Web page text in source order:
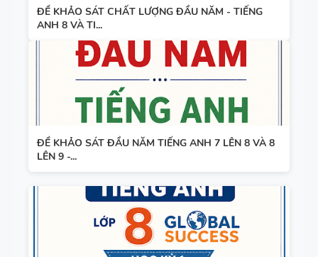
- PDF AI
TIẾNG ANH
3
ĐỀ KHẢO SÁT CHẤT LƯỢNG ĐẦU NĂM - TIẾNG
ANH 8 VÀ TI...
ĐỀ KHẢO SÁT ĐẦU NĂM TIẾNG ANH 7 LÊN 8 VÀ 8
LÊN 9 -...